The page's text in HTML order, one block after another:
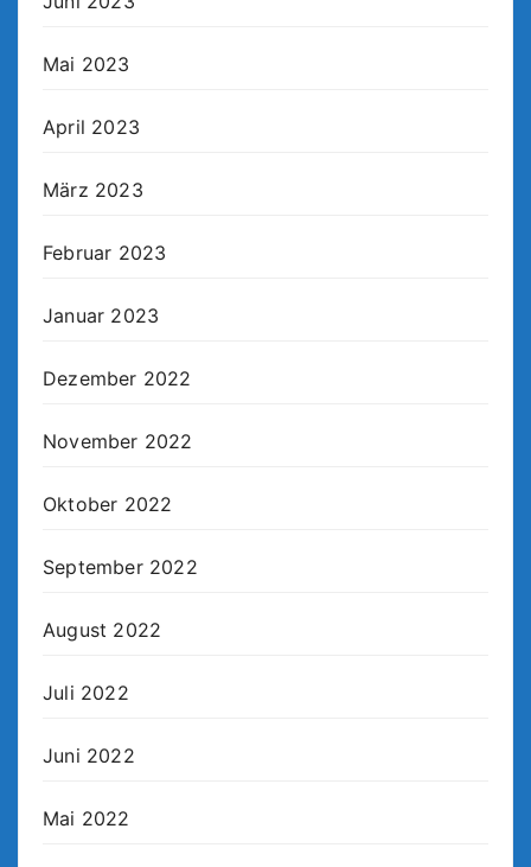
Mai 2023
April 2023
März 2023
Februar 2023
Januar 2023
Dezember 2022
November 2022
Oktober 2022
September 2022
August 2022
Juli 2022
Juni 2022
Mai 2022